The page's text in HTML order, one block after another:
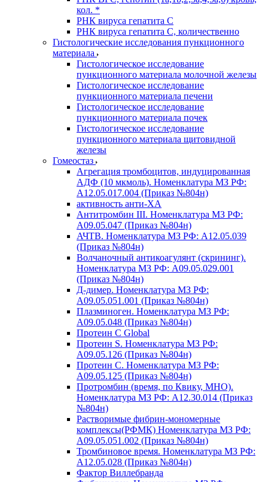
кол. *
РНК вируса гепатита C
РНК вируса гепатита C, количественно
Гистологические исследования пункционного
материала
Гистологическое исследование
пункционного материала молочной железы
Гистологическое исследование
пункционного материала печени
Гистологическое исследование
пункционного материала почек
Гистологическое исследование
пункционного материала щитовидной
железы
Гомеостаз
Агрегация тромбоцитов, индуцированная
АДФ (10 мкмоль). Номенклатура МЗ РФ:
A12.05.017.004 (Приказ №804н)
активность анти-ХА
Антитромбин III. Номенклатура МЗ РФ:
A09.05.047 (Приказ №804н)
АЧТВ. Номенклатура МЗ РФ: A12.05.039
(Приказ №804н)
Волчаночный антикоагулянт (скрининг).
Номенклатура МЗ РФ: A09.05.029.001
(Приказ №804н)
Д-димер. Номенклатура МЗ РФ:
A09.05.051.001 (Приказ №804н)
Плазминоген. Номенклатура МЗ РФ:
A09.05.048 (Приказ №804н)
Протеин C Global
Протеин S. Номенклатура МЗ РФ:
A09.05.126 (Приказ №804н)
Протеин С. Номенклатура МЗ РФ:
A09.05.125 (Приказ №804н)
Протромбин (время, по Квику, МНО).
Номенклатура МЗ РФ: A12.30.014 (Приказ
№804н)
Растворимые фибрин-мономерные
комплексы(РФМК) Номенклатура МЗ РФ:
A09.05.051.002 (Приказ №804н)
Тромбиновое время. Номенклатура МЗ РФ:
A12.05.028 (Приказ №804н)
Фактор Виллебранда